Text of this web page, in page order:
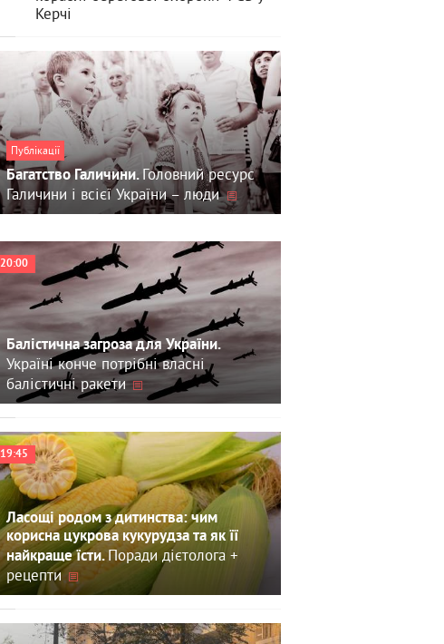
Керчі
Публікації
Багатство Галичини.Головний ресурс
Галичини і всієї України – люди
20:00
Балістична загроза для України.
Україні конче потрібні власні
балістичні ракети
19:45
Ласощі родом з дитинства: чим
корисна цукрова кукурудза та як її
найкраще їсти.Поради дієтолога +
рецепти